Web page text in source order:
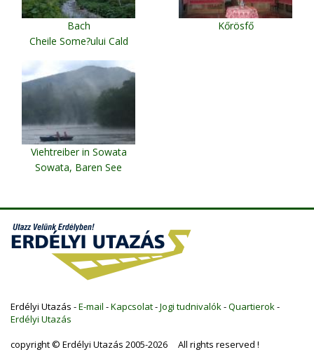
Bach
Cheile Some?ului Cald
Kőrösfő
Viehtreiber in Sowata
Sowata, Baren See
Erdélyi Utazás -E-mail -Kapcsolat-Jogi tudnivalók -Quartierok -
Erdélyi Utazás
copyright © Erdélyi Utazás 2005-2026 All rights reserved !